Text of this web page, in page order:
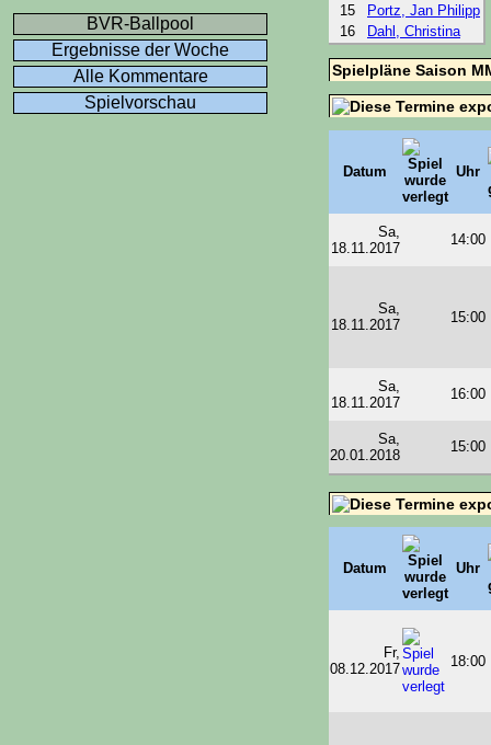
15
Portz, Jan Philipp
16
Dahl, Christina
Spielpläne Saison
Datum Uhr
Sa,
18.11.2017
14:00
Sa,
18.11.2017
15:00
Sa,
18.11.2017
16:00
Sa,
20.01.2018
15:00
Datum Uhr
Fr,
08.12.2017
18:00
BVR-Ballpool
Ergebnisse der Woche
Alle Kommentare
Spielvorschau